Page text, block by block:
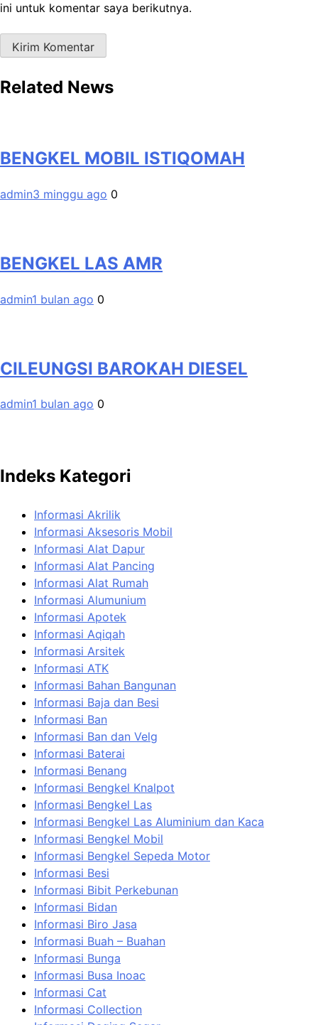
ini untuk komentar saya berikutnya.
Related News
BENGKEL MOBIL ISTIQOMAH
admin3 minggu ago 0
BENGKEL LAS AMR
admin1 bulan ago 0
CILEUNGSI BAROKAH DIESEL
admin1 bulan ago 0
Indeks Kategori
Informasi Akrilik
Informasi Aksesoris Mobil
Informasi Alat Dapur
Informasi Alat Pancing
Informasi Alat Rumah
Informasi Alumunium
Informasi Apotek
Informasi Aqiqah
Informasi Arsitek
Informasi ATK
Informasi Bahan Bangunan
Informasi Baja dan Besi
Informasi Ban
Informasi Ban dan Velg
Informasi Baterai
Informasi Benang
Informasi Bengkel Knalpot
Informasi Bengkel Las
Informasi Bengkel Las Aluminium dan Kaca
Informasi Bengkel Mobil
Informasi Bengkel Sepeda Motor
Informasi Besi
Informasi Bibit Perkebunan
Informasi Bidan
Informasi Biro Jasa
Informasi Buah – Buahan
Informasi Bunga
Informasi Busa Inoac
Informasi Cat
Informasi Collection